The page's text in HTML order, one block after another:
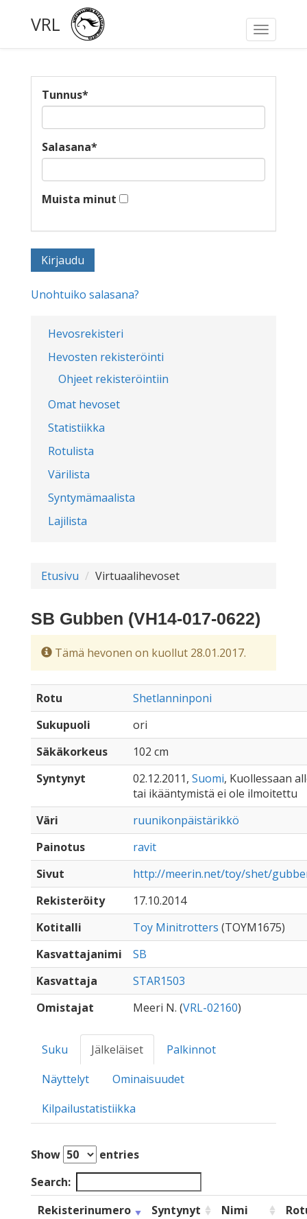
Toggle
VRL
Hevosrekisteri
Hevosten rekisteröinti
Ohjeet rekisteröintiin
Omat hevoset
Statistiikka
Rotulista
Värilista
Syntymämaalista
Lajilista
Tunnus*
Salasana*
Muista minut
Unohtuiko salasana?
Etusivu Virtuaalihevoset
SB Gubben (VH14-017-0622)
Tämä hevonen on kuollut 28.01.2017.
Rotu
Shetlanninponi
Sukupuoli
ori
Säkäkorkeus
102 cm
Syntynyt
02.12.2011, Suomi, Kuollessaan
tai ikääntymistä ei ole ilmoitettu
Väri
ruunikonpäistärikkö
Painotus
ravit
Sivut
http://meerin.net/toy/shet/
Rekisteröity
17.10.2014
Kotitalli
Toy Minitrotters (TOYM1675)
Kasvattajanimi
SB
Kasvattaja
STAR1503
Omistajat
Meeri N. (VRL-02160)
Suku Jälkeläiset
Palkinnot
Näyttelyt
Ominaisuudet
Kilpailustatistiikka
Show
entries
Search:
Rekisterinumero
Syntynyt Nimi